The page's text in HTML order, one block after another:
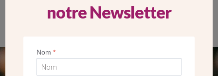
L’église peut accueillir plus de 600 personnes.
SEUL VOTRE DON
notre Newsletter
Nom*